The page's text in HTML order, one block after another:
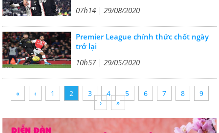
07h14 | 29/08/2020
Premier League chính thức chốt ngày
trở lại
10h57 | 29/05/2020
« ‹ 1 2 3 4 5 6 7 8
9
›
»